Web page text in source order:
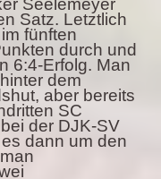
Satz. Letztlich
fünften
durch und
6:4-Erfolg. Man
dem
aber bereits
SC
der DJK-SV
dann um den